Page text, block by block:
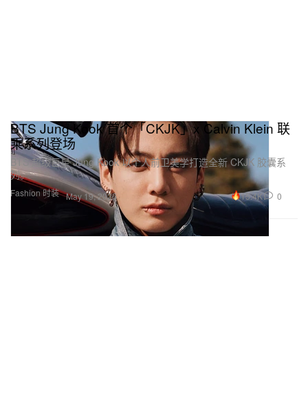
Fashion 时装
BTS Jung Kook 首个「CKJK」x Calvin Klein 联
乘系列登场
BTS 超级巨星 Jung Kook 以个人前卫美学打造全新 CKJK 胶囊系
列。
May 19, 2026 15.4K 0